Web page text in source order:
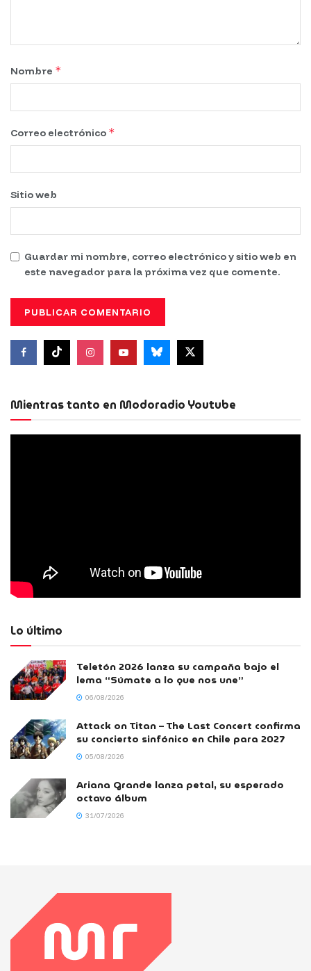
Nombre *
Correo electrónico *
Sitio web
Guardar mi nombre, correo electrónico y sitio web en
este navegador para la próxima vez que comente.
Mientras tanto en Modoradio Youtube
Lo último
Teletón 2026 lanza su campaña bajo el
lema “Súmate a lo que nos une”
06/08/2026
Attack on Titan – The Last Concert confirma
su concierto sinfónico en Chile para 2027
05/08/2026
Ariana Grande lanza petal, su esperado
octavo álbum
31/07/2026